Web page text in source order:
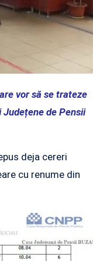
vor să se trateze
de Pensii
deja cereri
cu renume din